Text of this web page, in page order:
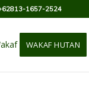
1657-2524
WAKAF HUTAN